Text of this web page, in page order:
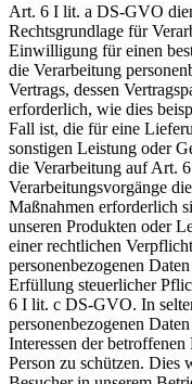
Art. 6 I lit. a DS-GVO
Rechtsgrundlage für
Einwilligung für einen
die Verarbeitung
Vertrags, dessen
erforderlich, wie dies
Fall ist, die für eine
sonstigen Leistung oder
die Verarbeitung auf Art.
Verarbeitungsvorgänge
Maßnahmen erforderlich
unseren Produkten oder
einer rechtlichen
personenbezogenen
Erfüllung steuerlicher
6 I lit. c DS-GVO. In
personenbezogenen
Interessen der
Person zu schützen. Dies